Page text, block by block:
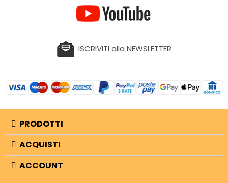
ISCRIVITI alla NEWSLETTER
PRODOTTI
ACQUISTI
ACCOUNT